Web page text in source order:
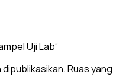
Uji Lab”
dipublikasikan.Ruas yang